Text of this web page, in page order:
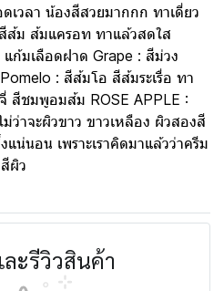
วลา น้องสีสวยมากกก ทาเดี่ยว
ม ส้มแครอท ทาแล้วสดใส
ก้มเลือดฝาด Grape : สีม่วง
: สีส้มโอ สีส้มระเรื่อ ทา
สีชมพูอมส้ม ROSE APPLE :
ว่าจะผิวขาว ขาวเหลือง ผิวสองสี
น่นอน เพราะเราคิดมาแล้วว่าครีม
ผิว
ะรีวิวสินค้า